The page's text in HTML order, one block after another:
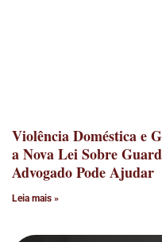
Violência Doméstica e
a Nova Lei Sobre
Advogado Pode Ajudar
Leia mais »